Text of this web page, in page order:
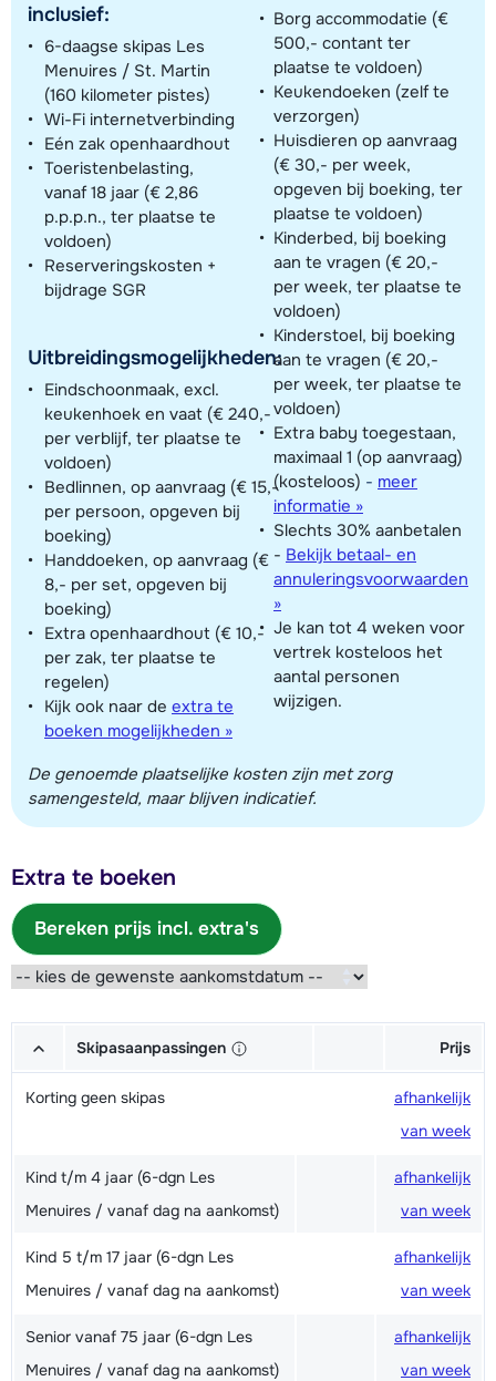
inclusief:
6-daagse skipas Les
Menuires / St. Martin
(160 kilometer pistes)
Wi-Fi internetverbinding
Eén zak openhaardhout
Toeristenbelasting,
vanaf 18 jaar (€ 2,86
p.p.p.n., ter plaatse te
voldoen)
Reserveringskosten +
bijdrage SGR
Uitbreidingsmogelijkheden:
Eindschoonmaak, excl.
keukenhoek en vaat (€ 240,-
per verblijf, ter plaatse te
voldoen)
Bedlinnen, op aanvraag (€ 15,-
per persoon, opgeven bij
boeking)
Handdoeken, op aanvraag (€
8,- per set, opgeven bij
boeking)
Extra openhaardhout (€ 10,-
per zak, ter plaatse te
regelen)
Kijk ook naar de extra te
boeken mogelijkheden »
Borg accommodatie (€
500,- contant ter
plaatse te voldoen)
Keukendoeken (zelf te
verzorgen)
Huisdieren op aanvraag
(€ 30,- per week,
opgeven bij boeking, ter
plaatse te voldoen)
Kinderbed, bij boeking
aan te vragen (€ 20,-
per week, ter plaatse te
voldoen)
Kinderstoel, bij boeking
aan te vragen (€ 20,-
per week, ter plaatse te
voldoen)
Extra baby toegestaan,
maximaal 1 (op aanvraag)
(kosteloos) - meer
informatie »
Slechts 30% aanbetalen
- Bekijk betaal- en
annuleringsvoorwaarden
»
Je kan tot 4 weken voor
vertrek kosteloos het
aantal personen
wijzigen.
De genoemde plaatselijke kosten zijn met zorg
samengesteld, maar blijven indicatief.
Extra te boeken
Bereken prijs incl. extra's
Skipasaanpassingen Prijs
Korting geen skipas
afhankelijk
van week
Kind t/m 4 jaar (6-dgn Les
Menuires / vanaf dag na aankomst)
afhankelijk
van week
Kind 5 t/m 17 jaar (6-dgn Les
Menuires / vanaf dag na aankomst)
afhankelijk
van week
Senior vanaf 75 jaar (6-dgn Les
Menuires / vanaf dag na aankomst)
afhankelijk
van week